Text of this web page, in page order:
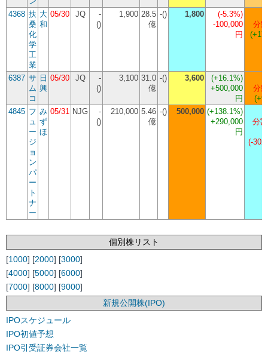
4368 扶
桑
化
学
工
業
大
和
05/30 JQ
-
()
1,900 28.5
億
-() 1,800 (-5.3%)
-100,000
円
分
6387 サ
ム
コ
日
興
05/30 JQ
-
()
3,100 31.0
億
-() 3,600 (+16.1%)
+500,000
円
分
4845 フ
ュ
ー
ジ
ョ
ン
パ
ー
ト
ナ
ー
み
ず
ほ
05/31 NJG
-
()
210,000 5.46
億
-() 500,000 (+138.1%)
+290,000
円
分
(-
個別株リスト
[1000] [2000] [3000]
[4000] [5000] [6000]
[7000] [8000] [9000]
新規公開株(IPO)
IPOスケジュール
IPO初値予想
IPO引受証券会社一覧